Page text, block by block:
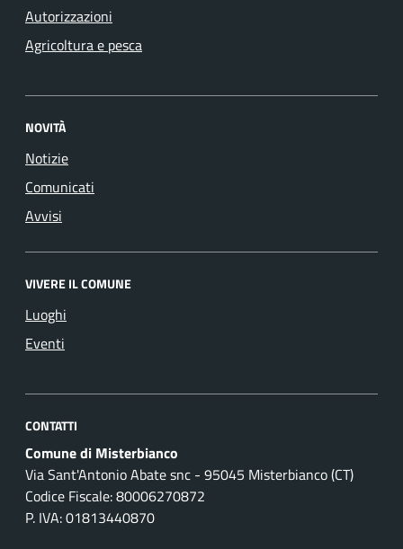
Autorizzazioni
Agricoltura e pesca
NOVITÀ
Notizie
Comunicati
Avvisi
VIVERE IL COMUNE
Luoghi
Eventi
CONTATTI
Comune di Misterbianco
Via Sant'Antonio Abate snc - 95045 Misterbianco (CT)
Codice Fiscale: 80006270872
P. IVA: 01813440870